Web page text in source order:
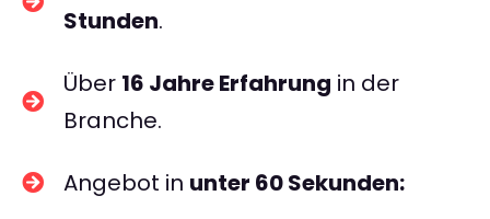
Stunden.
Über 16 Jahre Erfahrung in der
Branche.
Angebot in unter 60 Sekunden: